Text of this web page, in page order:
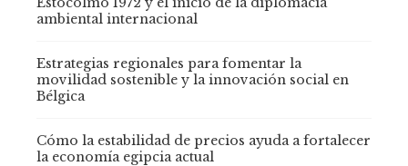
ambiental internacional
Estrategias regionales para fomentar la
movilidad sostenible y la innovación social en
Bélgica
Cómo la estabilidad de precios ayuda a fortalecer
la economía egipcia actual